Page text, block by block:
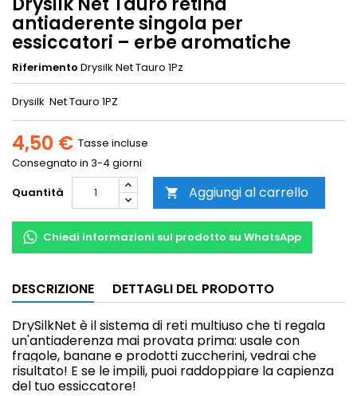
antiaderente singola per
essiccatori – erbe aromatiche
Riferimento Drysilk Net Tauro 1Pz
Drysilk Net Tauro 1PZ
4,50 € Tasse incluse
Consegnato in 3-4 giorni
Quantità
 Aggiungi al carrello
Chiedi informazioni sul prodotto su WhatsApp
DESCRIZIONE
DETTAGLI DEL PRODOTTO
DrySilkNet è il sistema di reti multiuso che ti regala
un'antiaderenza mai provata prima: usale con
fragole, banane e prodotti zuccherini, vedrai che
risultato! E se le impili, puoi raddoppiare la capienza
del tuo essiccatore!